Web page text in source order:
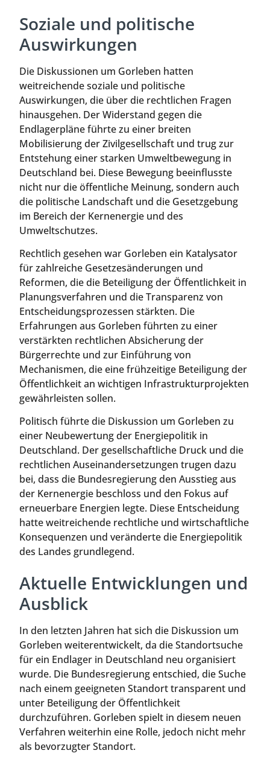
Soziale und politische
Auswirkungen
Die Diskussionen um Gorleben hatten
weitreichende soziale und politische
Auswirkungen, die über die rechtlichen Fragen
hinausgehen. Der Widerstand gegen die
Endlagerpläne führte zu einer breiten
Mobilisierung der Zivilgesellschaft und trug zur
Entstehung einer starken Umweltbewegung in
Deutschland bei. Diese Bewegung beeinflusste
nicht nur die öffentliche Meinung, sondern auch
die politische Landschaft und die Gesetzgebung
im Bereich der Kernenergie und des
Umweltschutzes.
Rechtlich gesehen war Gorleben ein Katalysator
für zahlreiche Gesetzesänderungen und
Reformen, die die Beteiligung der Öffentlichkeit in
Planungsverfahren und die Transparenz von
Entscheidungsprozessen stärkten. Die
Erfahrungen aus Gorleben führten zu einer
verstärkten rechtlichen Absicherung der
Bürgerrechte und zur Einführung von
Mechanismen, die eine frühzeitige Beteiligung der
Öffentlichkeit an wichtigen Infrastrukturprojekten
gewährleisten sollen.
Politisch führte die Diskussion um Gorleben zu
einer Neubewertung der Energiepolitik in
Deutschland. Der gesellschaftliche Druck und die
rechtlichen Auseinandersetzungen trugen dazu
bei, dass die Bundesregierung den Ausstieg aus
der Kernenergie beschloss und den Fokus auf
erneuerbare Energien legte. Diese Entscheidung
hatte weitreichende rechtliche und wirtschaftliche
Konsequenzen und veränderte die Energiepolitik
des Landes grundlegend.
Aktuelle Entwicklungen und
Ausblick
In den letzten Jahren hat sich die Diskussion um
Gorleben weiterentwickelt, da die Standortsuche
für ein Endlager in Deutschland neu organisiert
wurde. Die Bundesregierung entschied, die Suche
nach einem geeigneten Standort transparent und
unter Beteiligung der Öffentlichkeit
durchzuführen. Gorleben spielt in diesem neuen
Verfahren weiterhin eine Rolle, jedoch nicht mehr
als bevorzugter Standort.